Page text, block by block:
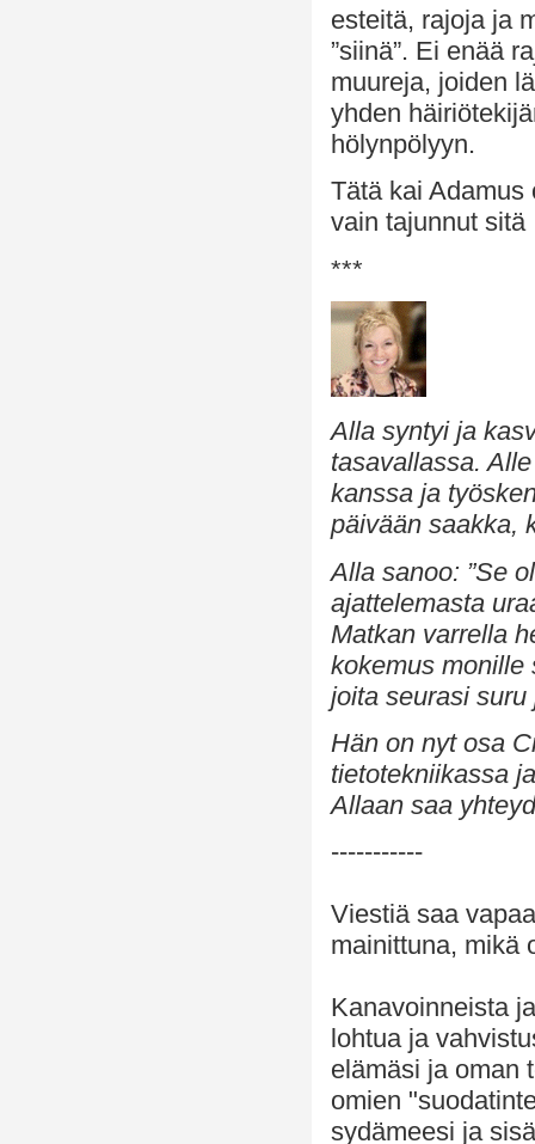
esteitä, rajoja ja
”siinä”. Ei enää
muureja, joiden
yhden
hölynpölyyn.
Tätä kai Adamus
vain tajunnut
***
Alla syntyi ja
tasavallassa.
kanssa ja
päivään saakka,
Alla sanoo: ”Se
ajattelemasta
Matkan varrella
kokemus monille
joita seurasi suru
Hän on nyt osa
tietotekniikassa
Allaan saa
-----------
Viestiä saa
mainittuna, mikä
Kanavoinneista
lohtua ja
elämäsi ja oman
omien
sydämeesi ja